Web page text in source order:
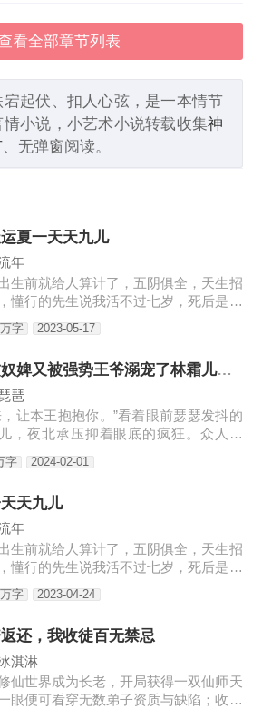
看全部章节列表
宕起伏、扣人心弦，是一本情节
小说，小艺术小说转载收集神
、无弹窗阅读。
夏一天天九儿
年
生前就给人算计了，五阴俱全，天生招
懂行的先生说我活不过七岁，死后是要
成血衣小鬼害人的。外婆为了救我，给
童养媳，让我过起了安生日子，虽然后
字 2023-05-17
娇软奴婢又被强势王爷溺宠了林霜儿夜北承
琶
，让本王抱抱你。”看着眼前瑟瑟发抖的
，夜北承压抑着眼底的疯狂。众人皆
了一个婢女，还当宝贝似的捧在手心。
迷于主子的宠爱。可这位主子，替她撑
她面前屈尊降贵，还给了她独一无二的
林霜儿泥足深陷，心里眼里都只容得下
是后来，主子带回一个姑娘，那姑娘
字 2024-02-01
天九儿
年
生前就给人算计了，五阴俱全，天生招
懂行的先生说我活不过七岁，死后是要
成血衣小鬼害人的。外婆为了救我，给
童养媳，让我过起了安生日子，虽然后
字 2023-04-24
还，我收徒百无禁忌
淇淋
仙世界成为长老，开局获得一双仙师天
眼便可看穿无数弟子资质与缺陷；收徒